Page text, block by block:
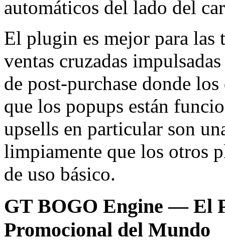
automáticos del lado del
El plugin es mejor para las
ventas cruzadas
de post-purchase donde
que los popups están
upsells en particular son
limpiamente que los otros
de uso básico.
GT BOGO Engine — El
Promocional del Mundo